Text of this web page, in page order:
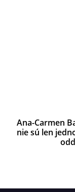
Ana-Carmen
nie sú len